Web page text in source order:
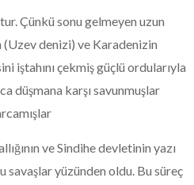
Çünkü sonu gelmeyen uzun
(Uzev denizi) ve Karadenizin
iştahını çekmiş güçlü ordularıyla
düşmana karşı savunmuşlar
ve Sindihe devletinin yazı
savaşlar yüzünden oldu. Bu süreç